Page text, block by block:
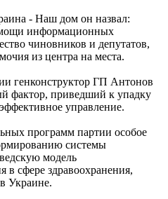
- Наш дом он назвал:
информационных
чиновников и депутатов,
из центра на места.
генконструктор ГП Антонов
фактор, приведший к упадку
управление.
программ партии особое
системы
модель
в сфере здравоохранения,
Украине.